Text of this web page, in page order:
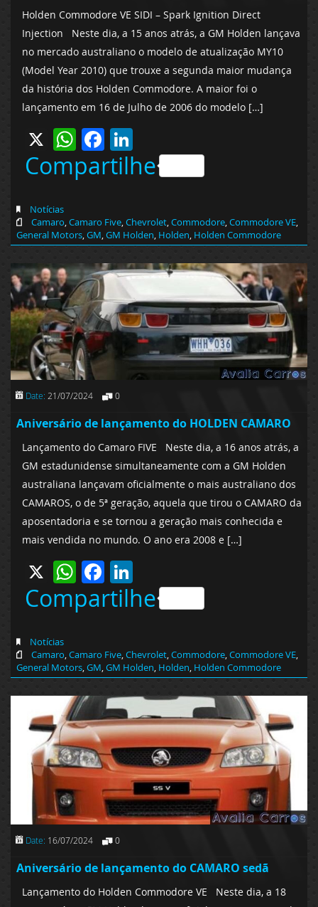
Holden Commodore VE SIDI – Spark Ignition Direct
Injection Neste dia, a 15 anos atrás, a GM Holden lançava
no mercado australiano o modelo de atualização MY10
(Model Year 2010) que trouxe a segunda maior mudança
da história dos Holden Commodore. A maior foi o
lançamento em 16 de Julho de 2006 do modelo […]
X WhatsApp
Facebook
Compartilhe
Notícias
Camaro,Camaro Five,Chevrolet,Commodore,Commodore VE,
General Motors,GM,GM Holden, Holden, Holden Commodore
Date: 21/07/2024 0
Aniversário de lançamento do HOLDEN CAMARO
Lançamento do Camaro FIVE Neste dia, a 16 anos atrás, a
GM estadunidense simultaneamente com a GM Holden
australiana lançavam oficialmente o mais australiano dos
CAMAROS, o de 5ª geração, aquela que tirou o CAMARO da
aposentadoria e se tornou a geração mais conhecida e
mais vendida no mundo. O ano era 2008 e […]
X WhatsApp
Facebook
Compartilhe
Notícias
Camaro,Camaro Five,Chevrolet,Commodore,Commodore VE,
General Motors,GM,GM Holden, Holden, Holden Commodore
Date: 16/07/2024 0
Aniversário de lançamento do CAMARO sedã
Lançamento do Holden Commodore VE Neste dia, a 18